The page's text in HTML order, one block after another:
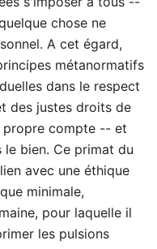
chose ne
A cet égard,
métanormatifs
dans le respect
des justes droits de
propre compte -- et
bien. Ce primat du
avec une éthique
minimale,
pour laquelle il
les pulsions